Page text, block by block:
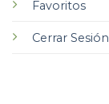
Favoritos
Cerrar Sesión